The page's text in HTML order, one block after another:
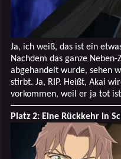
Ja, ich weiß, das ist ein
Nachdem das ganze
abgehandelt wurde, sehen
stirbt. Ja, RIP. Heißt, Akai
vorkommen, weil er ja tot
Platz 2: Eine Rückkehr in